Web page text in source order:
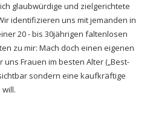
glaubwürdige und zielgerichtete
identifizieren uns mit jemanden in
20 - bis 30jährigen faltenlosen
zu mir: Mach doch einen eigenen
Frauen im besten Alter („Best-
sondern eine kaufkräftige